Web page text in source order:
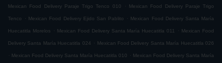
Mexican Food Delivery Paraje Trigo Tenco 010 . Mexican Food Delivery Paraje Trigo
Tenco . Mexican Food Delivery Ejido San Pablito . Mexican Food Delivery Santa María
Huecatitla Morelos . Mexican Food Delivery Santa María Huecatitla 011 . Mexican Food
Delivery Santa María Huecatitla 024 . Mexican Food Delivery Santa María Huecatitla 026
. Mexican Food Delivery Santa María Huecatitla 010 . Mexican Food Delivery Santa María